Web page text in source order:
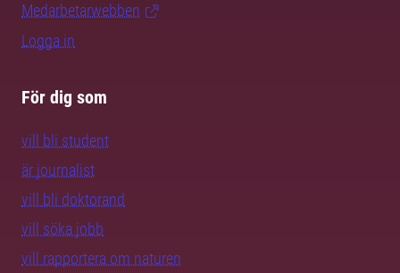
Medarbetarwebben
Logga in
För dig som
vill bli student
är journalist
vill bli doktorand
vill söka jobb
vill rapportera om naturen